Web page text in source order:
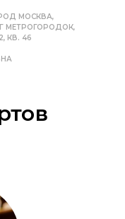
МОСКВА,
МЕТРОГОРОДОК,
КВ. 46